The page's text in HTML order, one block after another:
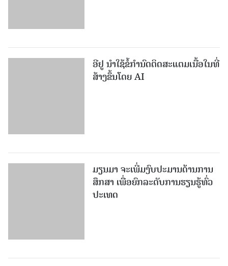
ອີຢູ ນຳໃຊ້ຂໍ້ກຳນົດຕິດສະແຕມເນື້ອໃນທີ່
ສ້າງຂຶ້ນໂດຍ AI
ມຽນມາ ຈະເພີ່ມງົບປະມານດ້ານການ
ສຶກສາ ເພື່ອຍົກລະດັບການຮຽນຮູ້ທົ່ວ
ປະເທດ